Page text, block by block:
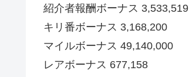
紹介者報酬ボーナス 3,533,519
キリ番ボーナス 3,168,200
マイルボーナス 49,140,000
レアボーナス 677,158